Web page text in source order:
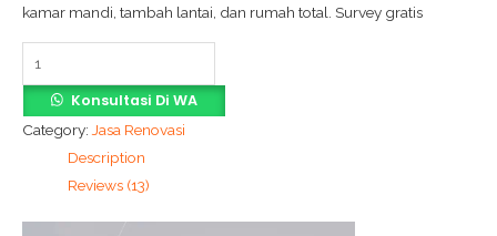
kamar mandi, tambah lantai, dan rumah total. Survey gratis
Konsultasi Di WA
Category: Jasa Renovasi
Description
Reviews (13)